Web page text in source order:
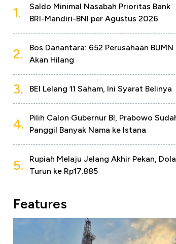
1.
Saldo Minimal Nasabah Prioritas Bank
BRI-Mandiri-BNI per Agustus 2026
2.
Bos Danantara: 652 Perusahaan BUMN
Akan Hilang
3. BEI Lelang 11 Saham, Ini Syarat Belinya
4.
Pilih Calon Gubernur BI, Prabowo
Panggil Banyak Nama ke Istana
5.
Rupiah Melaju Jelang Akhir Pekan,
Turun ke Rp17.885
Features